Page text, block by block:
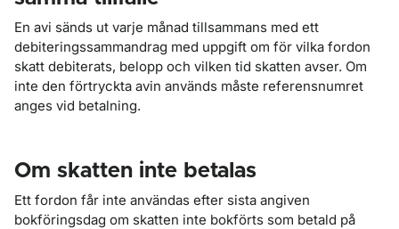
En avi sänds ut varje månad tillsammans med ett
debiteringssammandrag med uppgift om för vilka fordon
skatt debiterats, belopp och vilken tid skatten avser. Om
inte den förtryckta avin används måste referensnumret
anges vid betalning.
Om skatten inte betalas
Ett fordon får inte användas efter sista angiven
bokföringsdag om skatten inte bokförts som betald på